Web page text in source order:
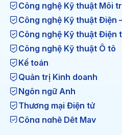
Công nghệ Kỹ thuật Môi
Công nghệ Kỹ thuật Điện
Công nghệ Kỹ thuật Điện
Công nghệ Kỹ thuật Ô tô
Kế toán
Quản trị Kinh doanh
Ngôn ngữ Anh
Thương mại Điện tử
Công nghệ Dệt May